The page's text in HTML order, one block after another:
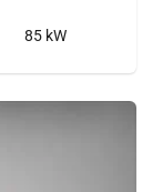
85 kW